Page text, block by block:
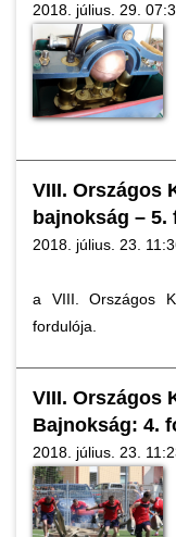
2018. július. 29.
VIII. Országos
bajnokság – 5.
2018. július. 23.
a VIII. Országos
fordulója.
VIII. Országos
Bajnokság: 4.
2018. július. 23.